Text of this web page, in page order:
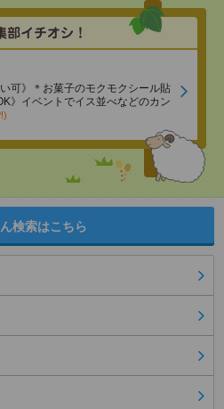
い可》＊お菓子のモクモクシール貼
》イベントでイス並べなどのカン
検索はこちら